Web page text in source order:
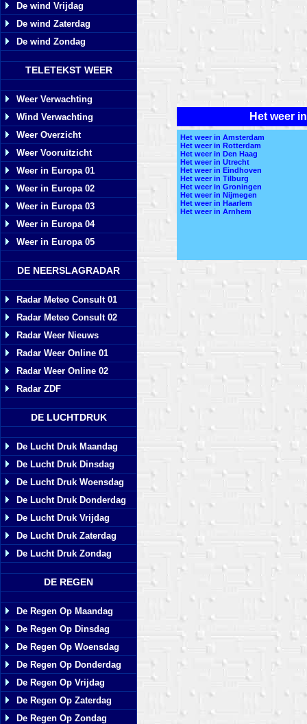
De wind Vrijdag
De wind Zaterdag
De wind Zondag
TELETEKST WEER
Weer Verwachting
Wind Verwachting
Weer Overzicht
Weer Vooruitzicht
Weer in Europa 01
Weer in Europa 02
Weer in Europa 03
Weer in Europa 04
Weer in Europa 05
DE NEERSLAGRADAR
Radar Meteo Consult 01
Radar Meteo Consult 02
Radar Weer Nieuws
Radar Weer Online 01
Radar Weer Online 02
Radar ZDF
DE LUCHTDRUK
De Lucht Druk Maandag
De Lucht Druk Dinsdag
De Lucht Druk Woensdag
De Lucht Druk Donderdag
De Lucht Druk Vrijdag
De Lucht Druk Zaterdag
De Lucht Druk Zondag
DE REGEN
De Regen Op Maandag
De Regen Op Dinsdag
De Regen Op Woensdag
De Regen Op Donderdag
De Regen Op Vrijdag
De Regen Op Zaterdag
De Regen Op Zondag
Het weer
Het weer in Amsterdam
Het weer in Rotterdam
Het weer in Den Haag
Het weer in Utrecht
Het weer in Eindhoven
Het weer in Tilburg
Het weer in Groningen
Het weer in Nijmegen
Het weer in Haarlem
Het weer in Arnhem